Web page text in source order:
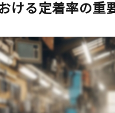
ける定着率の重